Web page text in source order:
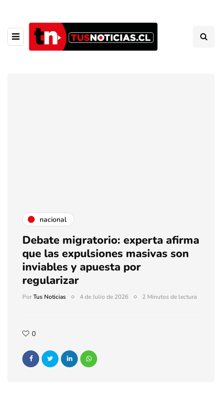
nacional
Debate migratorio: experta afirma
que las expulsiones masivas son
inviables y apuesta por
regularizar
PorTus Noticias 4 de Julio de 2026 2 Minutos de lectura
0